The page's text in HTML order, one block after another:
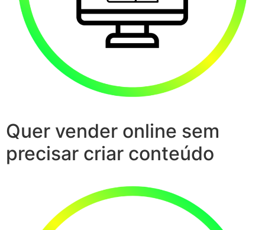
Quer vender online sem
precisar criar conteúdo